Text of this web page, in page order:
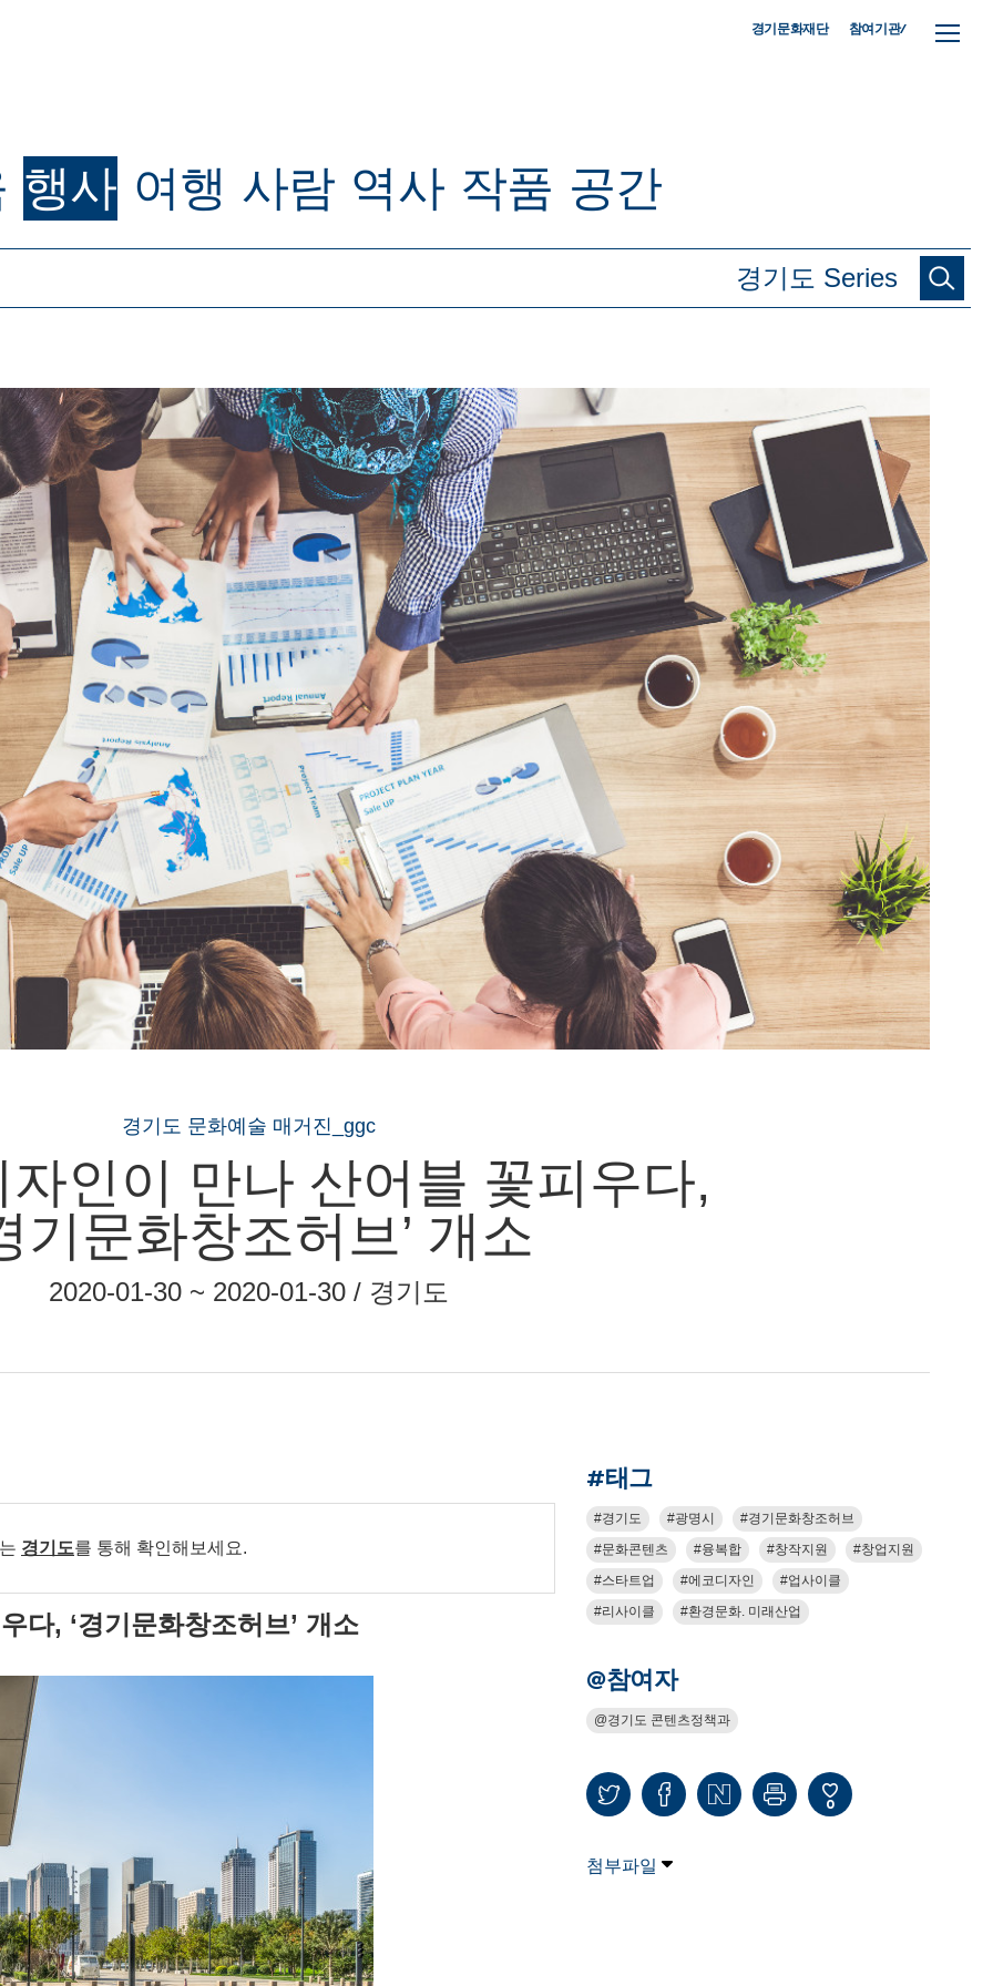
경기문화재단 참여기관/
행사 여행 사람 역사 작품 공간
경기도 문화예술 매거진_ggc
인이 만나 산어블 꽃피우다,
기문화창조허브’ 개소
2020-01-30 ~ 2020-01-30 / 경기도
경기도를 통해 확인해보세요.
다, ‘경기문화창조허브’ 개소
#태그
경기도 광명시
경기문화창조허브
문화콘텐츠
융복합 창작지원
창업지원
스타트업
에코디자인
업사이클
리사이클
환경문화. 미래산업
@참여자
경기도 콘텐츠정책과
0
첨부파일